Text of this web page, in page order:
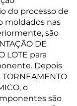
do processo de
moldados nas
são
DE
LOTE para
Depois
o
são